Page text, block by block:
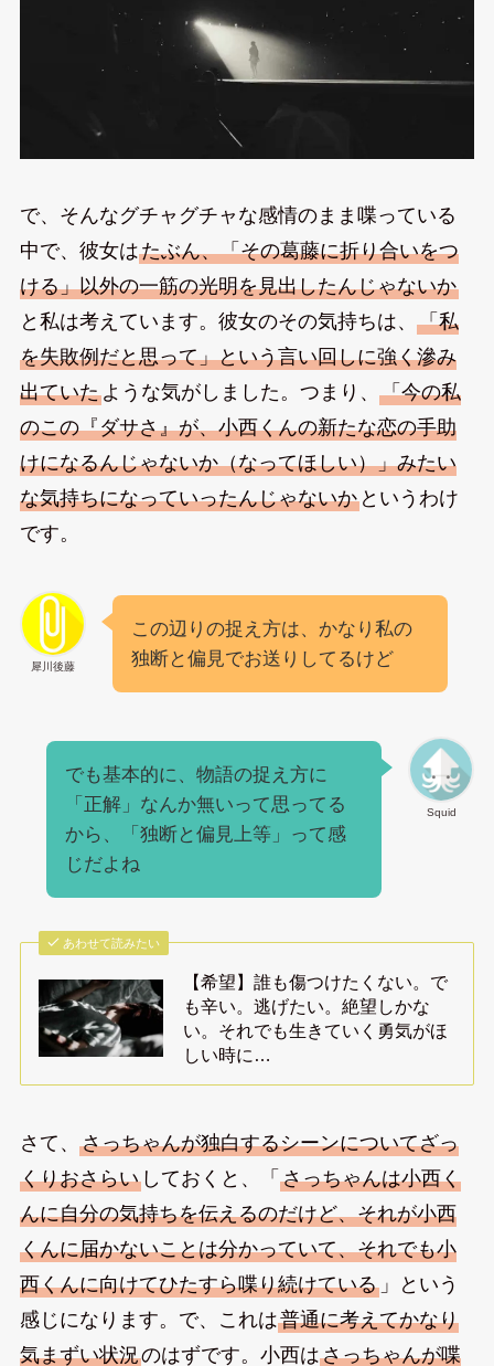
で、そんなグチャグチャな感情のまま喋っている
中で、彼女はたぶん、「その葛藤に折り合いをつ
ける」以外の一筋の光明を見出したんじゃないか
と私は考えています。彼女のその気持ちは、 「私
を失敗例だと思って」という言い回しに強く滲み
出ていたような気がしました。つまり、 「今の私
のこの『ダサさ』が、小西くんの新たな恋の手助
けになるんじゃないか（なってほしい）」みたい
な気持ちになっていったんじゃないかというわけ
です。
犀川後藤
この辺りの捉え方は、かなり私の
独断と偏見でお送りしてるけど
Squid
でも基本的に、物語の捉え方に
「正解」なんか無いって思ってる
から、「独断と偏見上等」って感
じだよね
あわせて読みたい
【希望】誰も傷つけたくない。で
も辛い。逃げたい。絶望しかな
い。それでも生きていく勇気がほ
しい時に…
さて、 さっちゃんが独白するシーンについてざっ
くりおさらいしておくと、「 さっちゃんは小西く
んに自分の気持ちを伝えるのだけど、それが小西
くんに届かないことは分かっていて、それでも小
西くんに向けてひたすら喋り続けている」という
感じになります。で、これは普通に考えてかなり
気まずい状況のはずです。小西はさっちゃんが喋